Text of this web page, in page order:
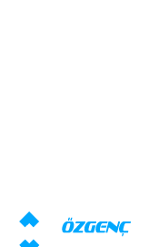
Demander un prix